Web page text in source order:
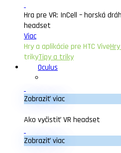
Hra pre VR: InCell – horská
headset
Viac
Hry a aplikácie pre HTC Vive
trikyTipy a triky
Oculus
Zobraziť viac
Ako vyčistiť VR headset
Zobraziť viac